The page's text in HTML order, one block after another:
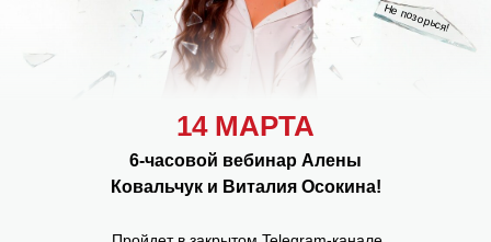
Не позорься!
14 МАРТА
6-часовой вебинар Алены
Ковальчук и Виталия Осокина!